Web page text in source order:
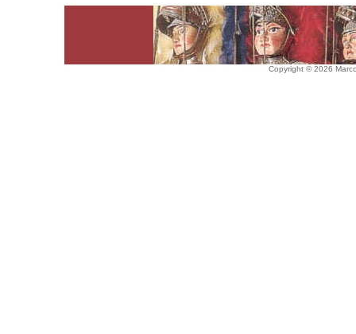
Copyright © 2026